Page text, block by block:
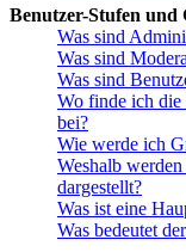
Benutzer-Stufen und
Was sind
Was sind
Was sind
Wo finde ich die
bei?
Wie werde ich
Weshalb
dargestellt?
Was ist eine
Was bedeutet